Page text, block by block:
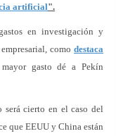
artificial".
en investigación y
como destaca
gasto dé a Pekín
será cierto en el caso del
que EEUU y China están